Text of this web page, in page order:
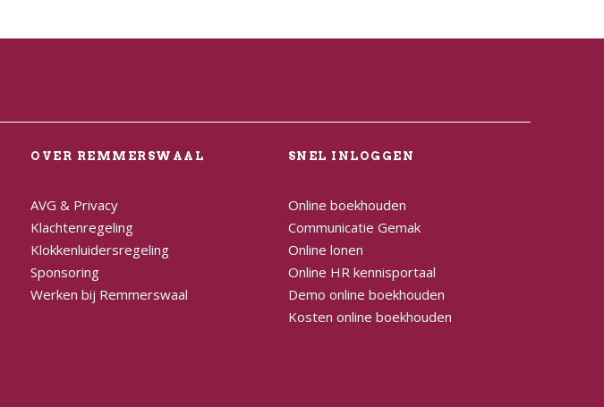
OVER REMMERSWAAL
AVG & Privacy
Klachtenregeling
Klokkenluidersregeling
Sponsoring
Werken bij Remmerswaal
SNEL INLOGGEN
Online boekhouden
Communicatie Gemak
Online lonen
Online HR kennisportaal
Demo online boekhouden
Kosten online boekhouden